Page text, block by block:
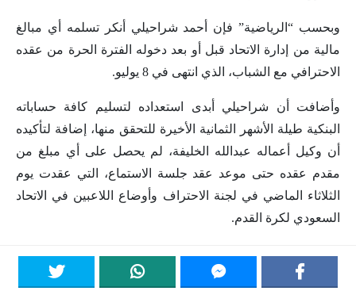
وبحسب “الرياضية” فإن أحمد شراحيلي أنكر تسلمه أي مبالغ
مالية من إدارة الاتحاد قبل أو بعد دخوله الفترة الحرة من عقده
الاحترافي مع الشباب، الذي انتهى في 8 يوليو.
وأضافت أن شراحيلي أبدى استعداده لتسليم كافة حساباته
البنكية طيلة الأشهر الثمانية الأخيرة للتحقق منها، إضافة لتأكيده
أن وكيل أعماله عبدالله الخليفة، لم يحصل على أي مبلغ من
مقدم عقده حتى موعد عقد جلسة الاستماع، التي عقدت يوم
الثلاثاء الماضي في لجنة الاحتراف وأوضاع اللاعبين في الاتحاد
السعودي لكرة القدم.